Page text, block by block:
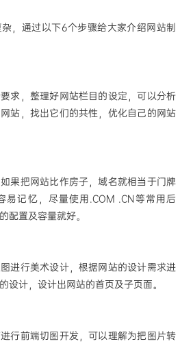
，通过以下6个步骤给大家介绍网站制
求，整理好网站栏目的设定，可以分析
站，找出它们的共性，优化自己的网站
果把网站比作房子，域名就相当于门牌
易记忆，尽量使用.COM .CN等常用后
配置及容量就好。
进行美术设计，根据网站的设计需求进
设计，设计出网站的首页及子页面。
行前端切图开发，可以理解为把图片转